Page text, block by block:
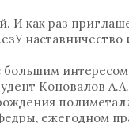
И как раз
наставничество
большим
Коновалов
ежегодном